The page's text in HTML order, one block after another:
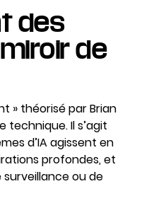
des
de
» théorisé par Brian
technique. Il s’agit
d’IA agissent en
profondes, et
surveillance ou de